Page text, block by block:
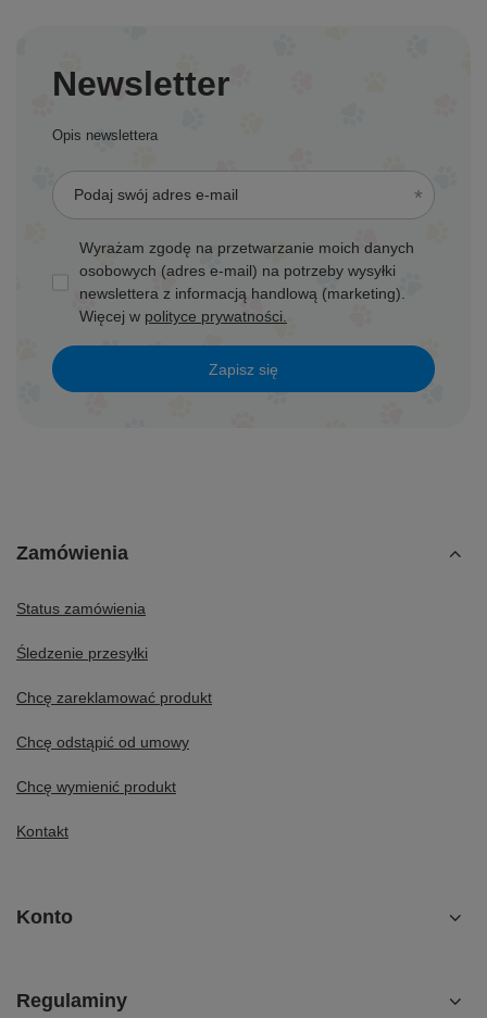
Newsletter
Opis newslettera
Podaj swój adres e-mail
Wyrażam zgodę na przetwarzanie moich danych
osobowych (adres e-mail) na potrzeby wysyłki
newslettera z informacją handlową (marketing).
Więcej w polityce prywatności.
Zapisz się
Zamówienia
Status zamówienia
Śledzenie przesyłki
Chcę zareklamować produkt
Chcę odstąpić od umowy
Chcę wymienić produkt
Kontakt
Konto
Regulaminy